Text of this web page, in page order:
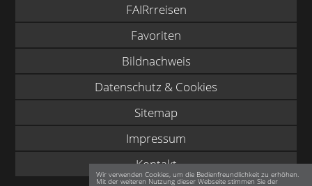
FAIRrreisen
Favoriten
Bildnachweis
Datenschutz & Cookies
Sitemap
Impressum
Kontakt
Wir verwenden Cookies, um die Bedienfreundlichkeit zu erhöhen.
Mit der weiteren Nutzung dieser Webseite stimmen Sie der